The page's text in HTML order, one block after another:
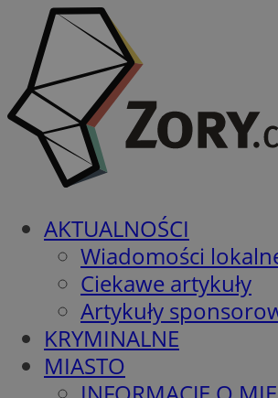
AKTUALNOŚCI
Wiadomości
Ciekawe artykuły
Artykuły
KRYMINALNE
MIASTO